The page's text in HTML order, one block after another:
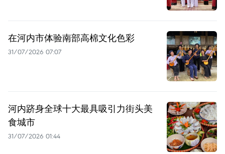
在河内市体验南部高棉文化色彩
31/07/2026 07:07
河内跻身全球十大最具吸引力街头美
食城市
31/07/2026 01:44